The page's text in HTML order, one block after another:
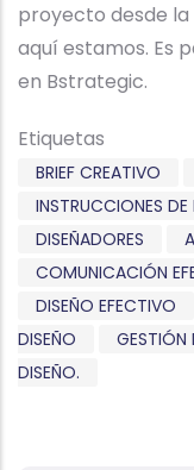
proyecto desde
aquí estamos. Es
en Bstrategic.
Etiquetas
BRIEF CREATIVO
INSTRUCCIONES DE
DISEÑADORES
COMUNICACIÓN
DISEÑO EFECTIVO
DISEÑO
GESTIÓN
DISEÑO.